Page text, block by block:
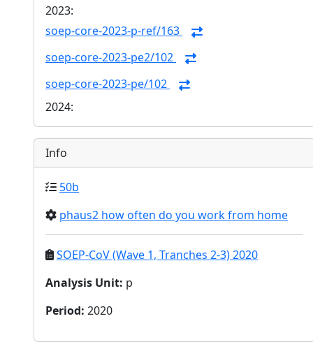
2023:
soep-core-2023-p-ref/163
soep-core-2023-pe2/102
soep-core-2023-pe/102
2024:
Info
50b
phaus2 how often do you work from home
SOEP-CoV (Wave 1, Tranches 2-3) 2020
Analysis Unit: p
Period: 2020